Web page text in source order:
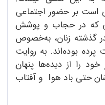
بر حضور اجتماعی
که در حجاب و پوشش
گذشته زنان، به‌خصوص
بوده‌اند. به روایت
خود را از دیده‌ها پنهان
حتی باد هوا و آفتاب